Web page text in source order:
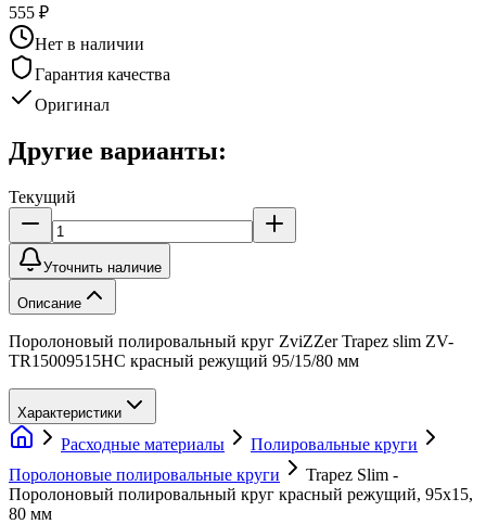
555 ₽
Нет в наличии
Гарантия качества
Оригинал
Другие варианты:
Текущий
Уточнить наличие
Описание
Поролоновый полировальный круг ZviZZer Trapez slim ZV-
TR15009515HC красный режущий 95/15/80 мм
Характеристики
Расходные материалы
Полировальные круги
Поролоновые полировальные круги
Trapez Slim -
Поролоновый полировальный круг красный режущий, 95х15,
80 мм